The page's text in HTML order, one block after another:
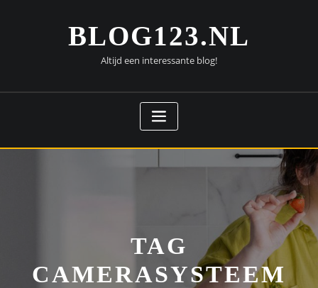
BLOG123.NL
Altijd een interessante blog!
TAG
CAMERASYSTEEM